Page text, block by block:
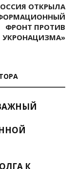
ОТКРЫЛА
ФРОНТ ПРОТИВ
УКРОНАЦИЗМА»
К